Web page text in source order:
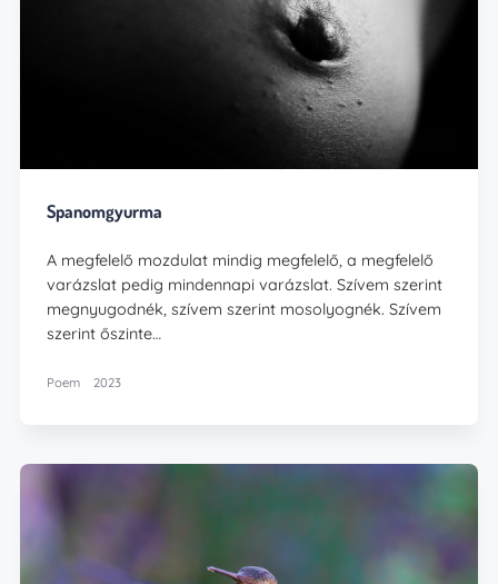
Spanomgyurma
A megfelelő mozdulat mindig megfelelő, a megfelelő
varázslat pedig mindennapi varázslat. Szívem szerint
megnyugodnék, szívem szerint mosolyognék. Szívem
szerint őszinte…
Poem 2023